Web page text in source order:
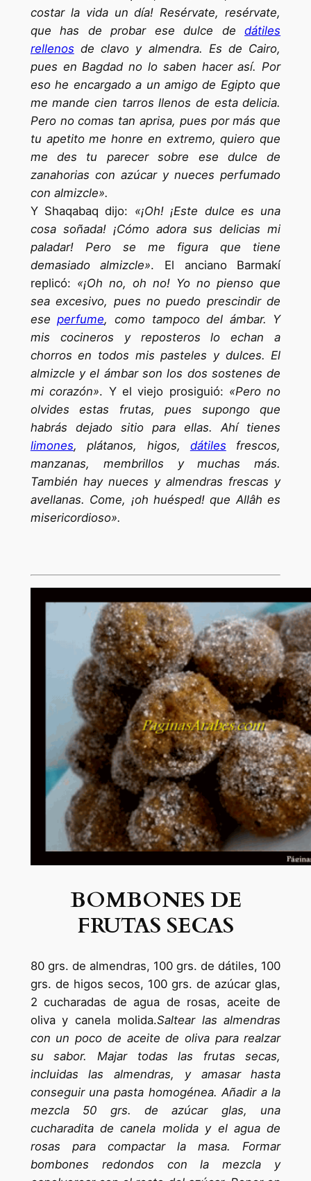
costar la vida un día! Resérvate, resérvate,
que has de probar ese dulce dedátiles
rellenos de clavo y almendra. Es de Cairo,
pues en Bagdad no lo saben hacer así. Por
eso he encargado a un amigo de Egipto que
me mande cien tarros llenos de esta delicia.
Pero no comas tan aprisa, pues por más que
tu apetito me honre en extremo, quiero que
me des tu parecer sobre ese dulce de
zanahorias con azúcar y nueces perfumado
con almizcle».
Y Shaqabaq dijo: «¡Oh! ¡Este dulce es una
cosa soñada! ¡Cómo adora sus delicias mi
paladar! Pero se me figura que tiene
demasiado almizcle». El anciano Barmakí
replicó: «¡Oh no, oh no! Yo no pienso que
sea excesivo, pues no puedo prescindir de
eseperfume, como tampoco del ámbar. Y
mis cocineros y reposteros lo echan a
chorros en todos mis pasteles y dulces. El
almizcle y el ámbar son los dos sostenes de
mi corazón». Y el viejo prosiguió: «Pero no
olvides estas frutas, pues supongo que
habrás dejado sitio para ellas. Ahí tienes
limones, plátanos, higos, dátiles frescos,
manzanas, membrillos y muchas más.
También hay nueces y almendras frescas y
avellanas. Come, ¡oh huésped! que Allâh es
misericordioso».
BOMBONES DE
FRUTAS SECAS
80 grs. de almendras, 100 grs. de dátiles, 100
grs. de higos secos, 100 grs. de azúcar glas,
2 cucharadas de agua de rosas, aceite de
oliva y canela molida.Saltear las almendras
con un poco de aceite de oliva para realzar
su sabor. Majar todas las frutas secas,
incluidas las almendras, y amasar hasta
conseguir una pasta homogénea. Añadir a la
mezcla 50 grs. de azúcar glas, una
cucharadita de canela molida y el agua de
rosas para compactar la masa. Formar
bombones redondos con la mezcla y